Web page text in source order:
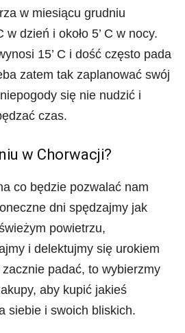
w miesiącu grudniu
w dzień i około 5’ C w nocy.
15’ C i dość często pada
zatem tak zaplanować swój
się nie nudzić i
czas.
w Chorwacji?
co będzie pozwalać nam
dni spędzajmy jak
powietrzu,
i delektujmy się urokiem
padać, to wybierzmy
aby kupić jakieś
siebie i swoich bliskich.